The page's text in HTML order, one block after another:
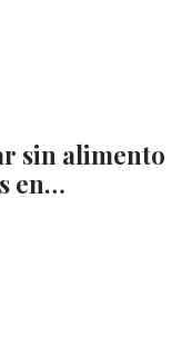
sin alimento
en…